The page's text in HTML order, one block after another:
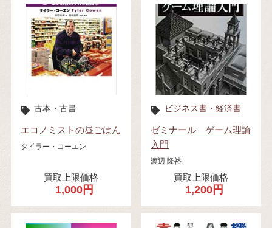
古本・古書
エコノミストの昼ごはん
タイラー・コーエン
買取上限価格
1,000円
ビジネス書・経済書
ゼミナール ゲーム理論
入門
渡辺 隆裕
買取上限価格
1,200円